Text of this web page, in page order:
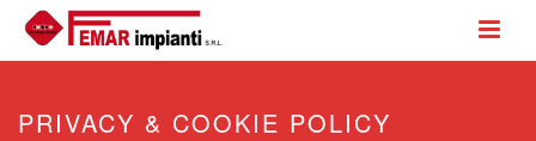
PRIVACY & COOKIE POLICY